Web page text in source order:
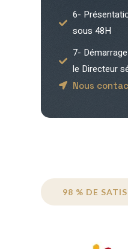
6-
sous 48H
7-
le Directeur
Nous
98 % DE